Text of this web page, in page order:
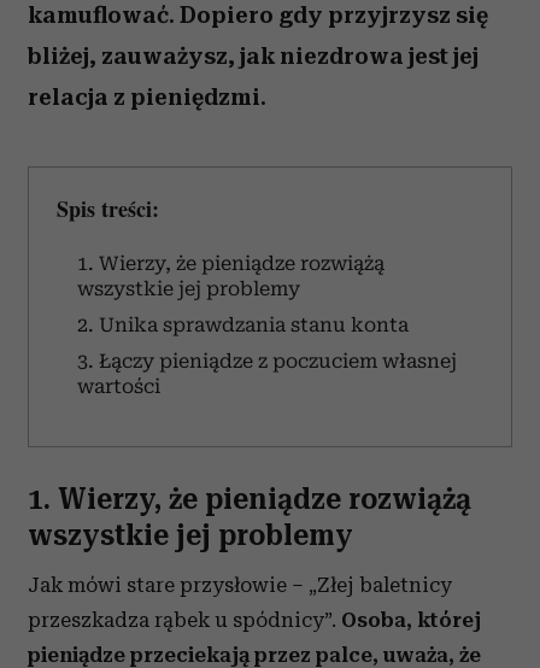
kamuflować. Dopiero gdy przyjrzysz się
bliżej, zauważysz, jak niezdrowa jest jej
relacja z pieniędzmi.
Spis treści:
1. Wierzy, że pieniądze rozwiążą
wszystkie jej problemy
2. Unika sprawdzania stanu konta
3. Łączy pieniądze z poczuciem własnej
wartości
1. Wierzy, że pieniądze rozwiążą
wszystkie jej problemy
Jak mówi stare przysłowie – „Złej baletnicy
przeszkadza rąbek u spódnicy”. Osoba, której
pieniądze przeciekają przez palce, uważa, że